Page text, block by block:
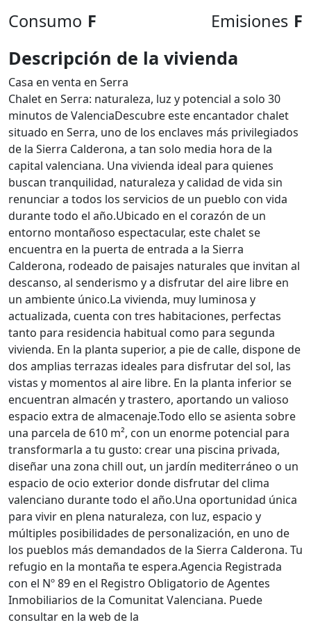
Consumo F Emisiones F
Descripción de la vivienda
Casa en venta en Serra
Chalet en Serra: naturaleza, luz y potencial a solo 30
minutos de ValenciaDescubre este encantador chalet
situado en Serra, uno de los enclaves más privilegiados
de la Sierra Calderona, a tan solo media hora de la
capital valenciana. Una vivienda ideal para quienes
buscan tranquilidad, naturaleza y calidad de vida sin
renunciar a todos los servicios de un pueblo con vida
durante todo el año.Ubicado en el corazón de un
entorno montañoso espectacular, este chalet se
encuentra en la puerta de entrada a la Sierra
Calderona, rodeado de paisajes naturales que invitan al
descanso, al senderismo y a disfrutar del aire libre en
un ambiente único.La vivienda, muy luminosa y
actualizada, cuenta con tres habitaciones, perfectas
tanto para residencia habitual como para segunda
vivienda. En la planta superior, a pie de calle, dispone de
dos amplias terrazas ideales para disfrutar del sol, las
vistas y momentos al aire libre. En la planta inferior se
encuentran almacén y trastero, aportando un valioso
espacio extra de almacenaje.Todo ello se asienta sobre
una parcela de 610 m², con un enorme potencial para
transformarla a tu gusto: crear una piscina privada,
diseñar una zona chill out, un jardín mediterráneo o un
espacio de ocio exterior donde disfrutar del clima
valenciano durante todo el año.Una oportunidad única
para vivir en plena naturaleza, con luz, espacio y
múltiples posibilidades de personalización, en uno de
los pueblos más demandados de la Sierra Calderona. Tu
refugio en la montaña te espera.Agencia Registrada
con el Nº 89 en el Registro Obligatorio de Agentes
Inmobiliarios de la Comunitat Valenciana. Puede
consultar en la web de la